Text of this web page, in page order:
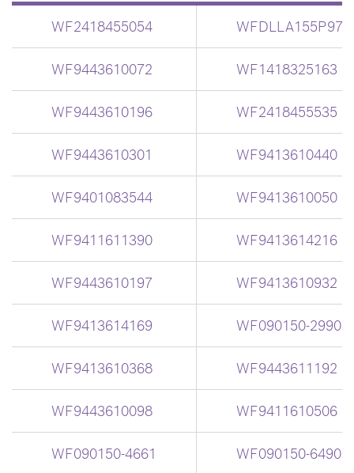
WF2418455054 WFDLLA155P970
WF9443610072 WF1418325163
WF9443610196 WF2418455535
WF9443610301 WF9413610440
WF9401083544 WF9413610050
WF9411611390 WF9413614216
WF9443610197 WF9413610932
WF9413614169 WF090150-2990
WF9413610368 WF9443611192
WF9443610098 WF9411610506
WF090150-4661 WF090150-6490